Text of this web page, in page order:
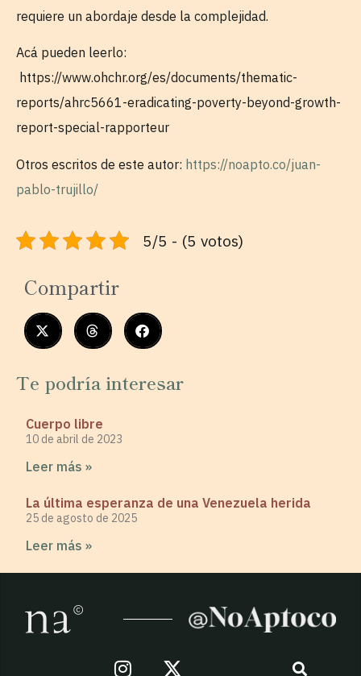
requiere un abordaje desde la complejidad.
Acá pueden leerlo:
https://www.ohchr.org/es/documents/thematic-
reports/ahrc5661-eradicating-poverty-beyond-growth-
report-special-rapporteur
Otros escritos de este autor: https://noapto.co/juan-
pablo-trujillo/
5/5 - (5 votos)
Compartir
Te podría interesar
Cuerpo libre
10 de abril de 2023
Leer más »
La última esperanza de una Venezuela herida
25 de agosto de 2025
Leer más »